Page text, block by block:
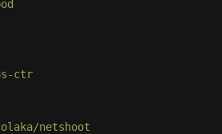
ctr
netshoot